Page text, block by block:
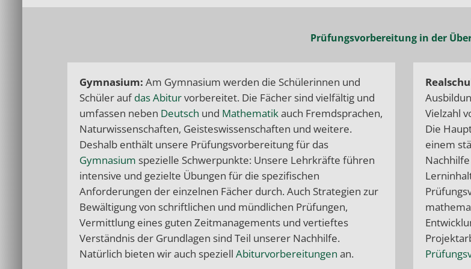
Prüfungsvorbereitung in der
Gymnasium: Am Gymnasium werden die Schülerinnen und
Schüler aufdas Abiturvorbereitet. Die Fächer sind vielfältig und
umfassen neben Deutsch und Mathematikauch Fremdsprachen,
Naturwissenschaften, Geisteswissenschaften und weitere.
Deshalb enthält unsere Prüfungsvorbereitung für das
Gymnasium spezielle Schwerpunkte: Unsere Lehrkräfte führen
intensive und gezielte Übungen für die spezifischen
Anforderungen der einzelnen Fächer durch. Auch Strategien zur
Bewältigung von schriftlichen und mündlichen Prüfungen,
Vermittlung eines guten Zeitmanagements und vertieftes
Verständnis der Grundlagen sind Teil unserer Nachhilfe.
Natürlich bieten wir auch speziell Abiturvorbereitungen an.
Vielzahl
Die
einem